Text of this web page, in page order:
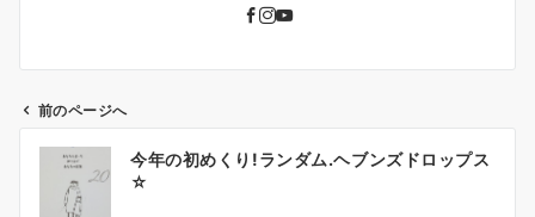
前のページへ
今年の初めくり!ランダム.ヘブンズドロップス
☆